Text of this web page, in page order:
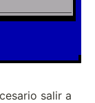
salir a